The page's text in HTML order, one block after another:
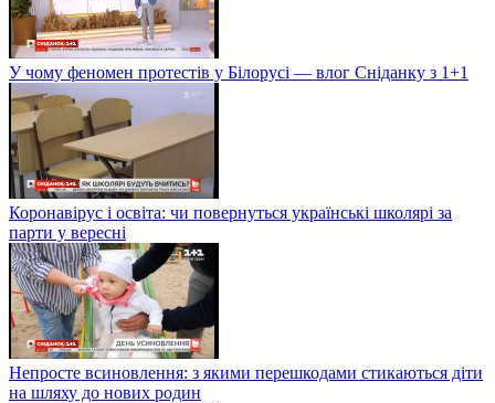
У чому феномен протестів у Білорусі — влог Сніданку з 1+1
Коронавірус і освіта: чи повернуться українські школярі за
парти у вересні
Непросте всиновлення: з якими перешкодами стикаються діти
на шляху до нових родин